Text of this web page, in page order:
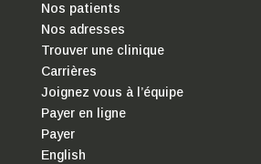
Nos patients
Nos adresses
Trouver une clinique
Carrières
Joignez vous à l’équipe
Payer en ligne
Payer
English